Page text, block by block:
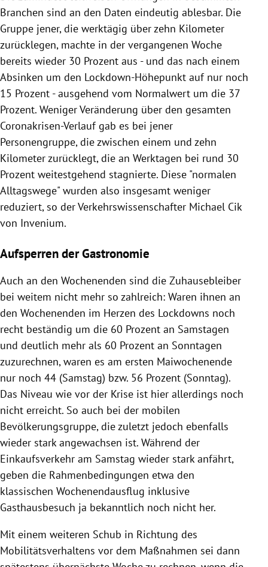
Branchen sind an den Daten eindeutig ablesbar. Die
Gruppe jener, die werktägig über zehn Kilometer
zurücklegen, machte in der vergangenen Woche
bereits wieder 30 Prozent aus - und das nach einem
Absinken um den Lockdown-Höhepunkt auf nur noch
15 Prozent - ausgehend vom Normalwert um die 37
Prozent. Weniger Veränderung über den gesamten
Coronakrisen-Verlauf gab es bei jener
Personengruppe, die zwischen einem und zehn
Kilometer zurücklegt, die an Werktagen bei rund 30
Prozent weitestgehend stagnierte. Diese "normalen
Alltagswege" wurden also insgesamt weniger
reduziert, so der Verkehrswissenschafter Michael Cik
von Invenium.
Aufsperren der Gastronomie
Auch an den Wochenenden sind die Zuhausebleiber
bei weitem nicht mehr so zahlreich: Waren ihnen an
den Wochenenden im Herzen des Lockdowns noch
recht beständig um die 60 Prozent an Samstagen
und deutlich mehr als 60 Prozent an Sonntagen
zuzurechnen, waren es am ersten Maiwochenende
nur noch 44 (Samstag) bzw. 56 Prozent (Sonntag).
Das Niveau wie vor der Krise ist hier allerdings noch
nicht erreicht. So auch bei der mobilen
Bevölkerungsgruppe, die zuletzt jedoch ebenfalls
wieder stark angewachsen ist. Während der
Einkaufsverkehr am Samstag wieder stark anfährt,
geben die Rahmenbedingungen etwa den
klassischen Wochenendausflug inklusive
Gasthausbesuch ja bekanntlich noch nicht her.
Mit einem weiteren Schub in Richtung des
Mobilitätsverhaltens vor dem Maßnahmen sei dann